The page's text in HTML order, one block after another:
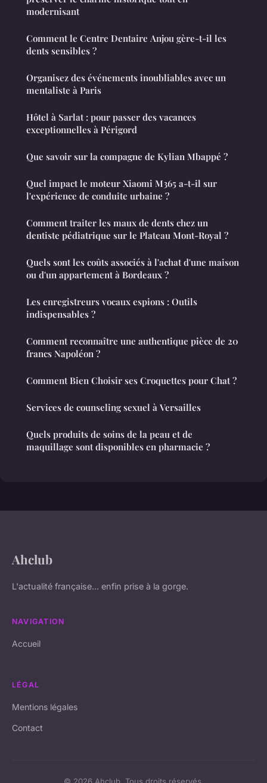
modernisant
Comment le Centre Dentaire Anjou gère-t-il les
dents sensibles ?
Organisez des événements inoubliables avec un
mentaliste à Paris
Hôtel à Sarlat : pour passer des vacances
exceptionnelles à Périgord
Que savoir sur la compagne de Kylian Mbappé ?
Quel impact le moteur Xiaomi M365 a-t-il sur
l'expérience de conduite urbaine ?
Comment traiter les maux de dents chez un
dentiste pédiatrique sur le Plateau Mont-Royal ?
Quels sont les coûts associés à l'achat d'une maison
ou d'un appartement à Bordeaux ?
Les enregistreurs vocaux espions : Outils
indispensables ?
Comment reconnaître une authentique pièce de 20
francs Napoléon ?
Comment Bien Choisir ses Croquettes pour Chat ?
Services de counseling sexuel à Versailles
Quels produits de soins de la peau et de
maquillage sont disponibles en pharmacie ?
Ahclub
L'actualité française... enfin prise à la gorge.
NAVIGATION
Accueil
LÉGAL
Mentions légales
Contact